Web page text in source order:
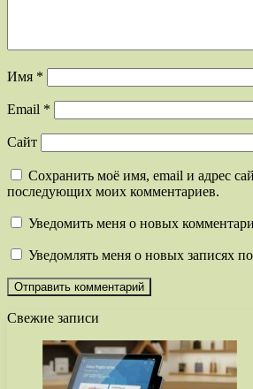
Имя *
Email *
Сайт
Сохранить моё имя, email и адрес
последующих моих комментариев.
Уведомить меня о новых
Уведомлять меня о новых записях
Свежие записи